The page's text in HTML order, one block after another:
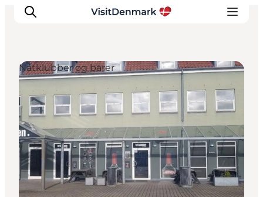
Inspirasjon
Reisemål
Aktiviteter
Overnatting
Planlegg reisen
Natklubber og barer